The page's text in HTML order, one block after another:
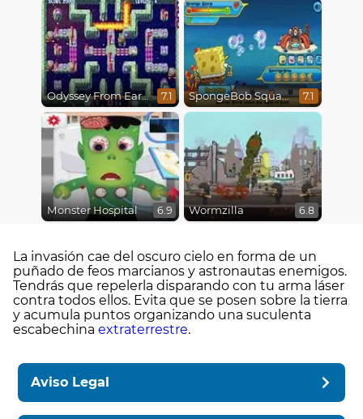
Odyssey From Earth To Space 7.1 SpongeBob SquarePants : Monster Island Adventures 7.1
Monster Hospital 6.9 Wormzilla 6.8
La invasión cae del oscuro cielo en forma de un
puñado de feos marcianos y astronautas enemigos.
Tendrás que repelerla disparando con tu arma láser
contra todos ellos. Evita que se posen sobre la tierra
y acumula puntos organizando una suculenta
escabechina extraterrestre.
Aviso Legal